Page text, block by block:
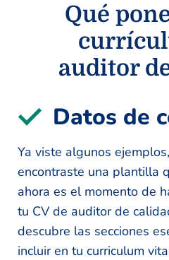
Qué
auditor
Datos de
Ya viste algunos
encontraste una plantilla
ahora es el momento de
tu CV de auditor de
descubre las secciones
incluir en tu curriculum